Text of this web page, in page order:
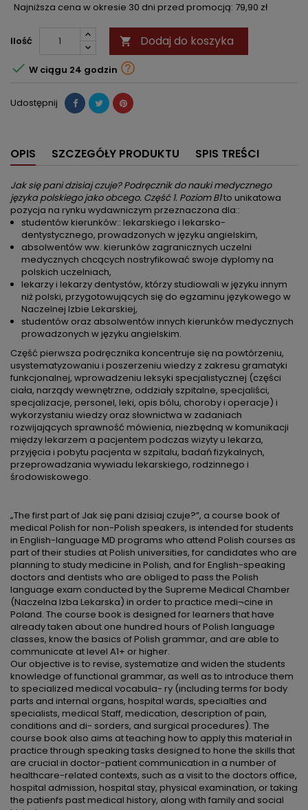
Najniższa cena w okresie 30 dni przed promocją: 79,90 zł
Ilość  Dodaj do koszyka
 W ciągu 24 godzin 
Udostępnij
OPIS SZCZEGÓŁY PRODUKTU SPIS TREŚCI
Jak się pani dzisiaj czuje? Podręcznik do nauki medycznego
języka polskiego jako obcego. Część 1. Poziom B1to unikatowa
pozycja na rynku wydawniczym przeznaczona dla::
studentów kierunków:: lekarskiego i lekarsko-
dentystycznego, prowadzonych w języku angielskim,
absolwentów ww. kierunków zagranicznych uczelni
medycznych chcących nostryfikować swoje dyplomy na
polskich uczelniach,
lekarzy i lekarzy dentystów, którzy studiowali w języku innym
niż polski, przygotowujących się do egzaminu językowego w
Naczelnej Izbie Lekarskiej,
studentów oraz absolwentów innych kierunków medycznych
prowadzonych w języku angielskim.
Część pierwsza podręcznika koncentruje się na powtórzeniu,
usystematyzowaniu i poszerzeniu wiedzy z zakresu gramatyki
funkcjonalnej, wprowadzeniu leksyki specjalistycznej (części
ciała, narządy wewnętrzne, oddziały szpitalne, specjaliści,
specjalizacje, personel, leki, opis bólu, choroby i operacje) i
wykorzystaniu wiedzy oraz słownictwa w zadaniach
rozwijających sprawność mówienia, niezbędną w komunikacji
między lekarzem a pacjentem podczas wizyty u lekarza,
przyjęcia i pobytu pacjenta w szpitalu, badań fizykalnych,
przeprowadzania wywiadu lekarskiego, rodzinnego i
środowiskowego.
„The first part of Jak się pani dzisiaj czuje?”, a course book of
medical Polish for non-Polish speakers, is intended for students
in English-language MD programs who attend Polish courses as
part of their studies at Polish universities, for candidates who are
planning to study medicine in Polish, and for English-speaking
doctors and dentists who are obliged to pass the Polish
language exam conducted by the Supreme Medical Chamber
(Naczelna Izba Lekarska) in order to practice medi¬cine in
Poland. The course book is designed for learners that have
already taken about one hundred hours of Polish language
classes, know the basics of Polish grammar, and are able to
communicate at level A1+ or higher.
Our objective is to revise, systematize and widen the students
knowledge of functional grammar, as well as to introduce them
to specialized medical vocabula- ry (including terms for body
parts and internal organs, hospital wards, specialties and
specialists, medical Staff, medication, description of pain,
conditions and di- sorders, and surgical procedures). The
course book also aims at teaching how to apply this materiał in
practice through speaking tasks designed to hone the skills that
are crucial in doctor-patient communication in a number of
healthcare-related contexts, such as a visit to the doctors office,
hospital admission, hospital stay, physical examination, or taking
the patienfs past medical history, along with family and social